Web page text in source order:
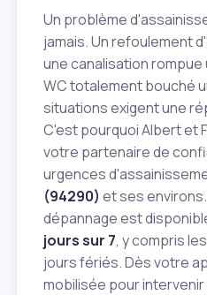
Un problème
jamais. Un refoulement
une canalisation rompue
WC totalement bouché
situations exigent une
C'est pourquoi Albert et
votre partenaire de
urgences
(94290) et ses
dépannage est
jours sur 7, y compris
jours fériés. Dès votre
mobilisée pour